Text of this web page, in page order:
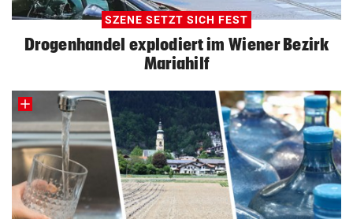
SZENE SETZT SICH FEST
Drogenhandel explodiert im Wiener Bezirk
Mariahilf